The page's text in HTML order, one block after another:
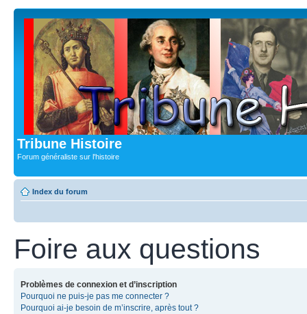
Tribune Histoire
Forum généraliste sur l'histoire
Index du forum
Foire aux questions
Problèmes de connexion et d’inscription
Pourquoi ne puis-je pas me connecter ?
Pourquoi ai-je besoin de m’inscrire, après tout ?